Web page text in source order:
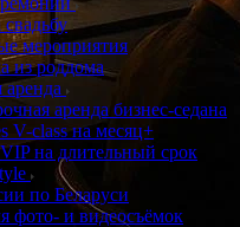
мероприятия
из роддома
аренда
аренда бизнес-седана
V-class на месяц+
на длительный срок
по Беларуси
фото- и видеосъёмок